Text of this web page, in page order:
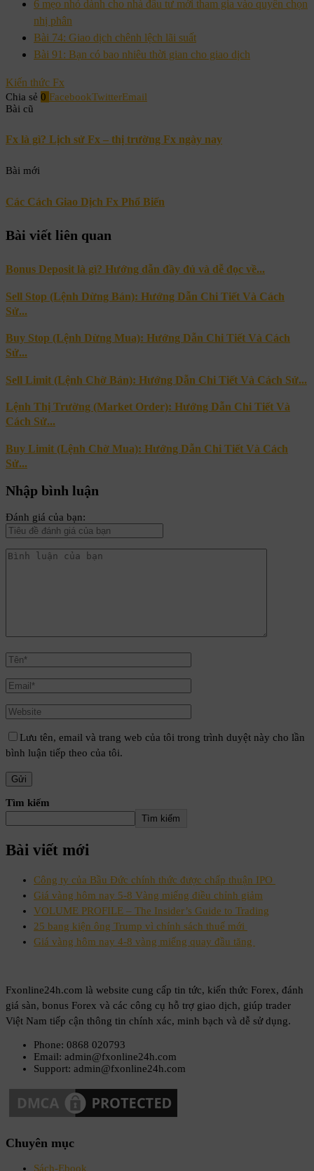
6 mẹo nhỏ dành cho nhà đầu tư mới tham gia vào quyền chọn
nhị phân
Bài 74: Giao dịch chênh lệch lãi suất
Bài 91: Bạn có bao nhiêu thời gian cho giao dịch
Kiến thức Fx
Chia sẻ 0 FacebookTwitterEmail
Bài cũ
Fx là gì? Lịch sử Fx – thị trường Fx ngày nay
Bài mới
Các Cách Giao Dịch Fx Phổ Biến
Bài viết liên quan
Bonus Deposit là gì? Hướng dẫn đầy đủ và dễ đọc về...
Sell Stop (Lệnh Dừng Bán): Hướng Dẫn Chi Tiết Và Cách
Sử...
Buy Stop (Lệnh Dừng Mua): Hướng Dẫn Chi Tiết Và Cách
Sử...
Sell Limit (Lệnh Chờ Bán): Hướng Dẫn Chi Tiết Và Cách Sử...
Lệnh Thị Trường (Market Order): Hướng Dẫn Chi Tiết Và
Cách Sử...
Buy Limit (Lệnh Chờ Mua): Hướng Dẫn Chi Tiết Và Cách
Sử...
Nhập bình luận
Đánh giá của bạn:
Lưu tên, email và trang web của tôi trong trình duyệt này cho lần
bình luận tiếp theo của tôi.
Tìm kiếm
Tìm kiếm
Bài viết mới
Công ty của Bầu Đức chính thức được chấp thuận IPO
Giá vàng hôm nay 5-8 Vàng miếng điều chỉnh giảm
VOLUME PROFILE – The Insider’s Guide to Trading
25 bang kiện ông Trump vì chính sách thuế mới
Giá vàng hôm nay 4-8 vàng miếng quay đầu tăng
Fxonline24h.com là website cung cấp tin tức, kiến thức Forex, đánh
giá sàn, bonus Forex và các công cụ hỗ trợ giao dịch, giúp trader
Việt Nam tiếp cận thông tin chính xác, minh bạch và dễ sử dụng.
Phone: 0868 020793
Email: admin@fxonline24h.com
Support: admin@fxonline24h.com
Chuyên mục
Sách-Ebook